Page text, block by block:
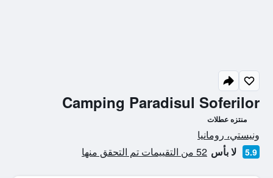
Camping Paradisul Soferilor
منتزه عطلات
تقييم فئة 0
ونيستي، رومانيا
5.9 لا بأس 52 من التقييمات تم التحقق منها